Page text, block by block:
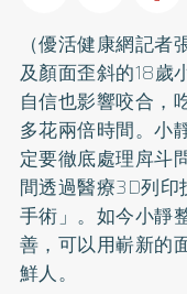
（優活健康網記
及顏面歪斜的18歲
自信也影響咬合，
多花兩倍時間。小
定要徹底處理戽斗
間透過醫療3D列
手術」。如今小靜
善，可以用嶄新的
鮮人。